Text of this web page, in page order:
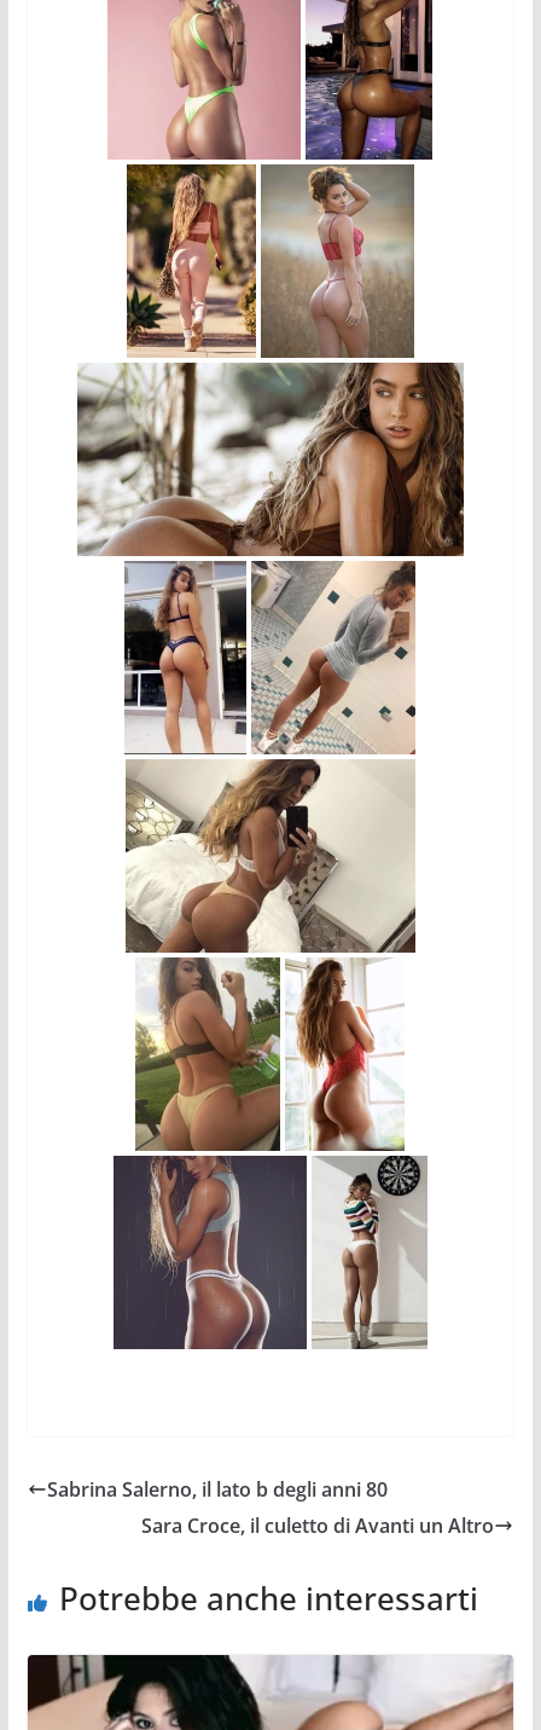
Sabrina Salerno, il lato b degli anni 80
Sara Croce, il culetto di Avanti un Altro
Potrebbe anche interessarti